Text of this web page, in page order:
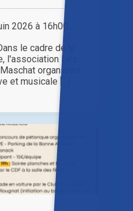
2026 à 16h00
le cadre de la
l'association Les
organisent
et musicale [...]